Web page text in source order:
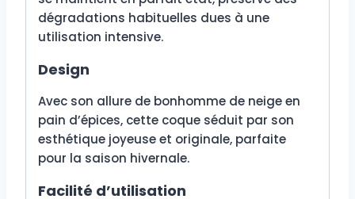
dégradations habituelles dues à une
utilisation intensive.
Design
Avec son allure de bonhomme de neige en
pain d’épices, cette coque séduit par son
esthétique joyeuse et originale, parfaite
pour la saison hivernale.
Facilité d’utilisation